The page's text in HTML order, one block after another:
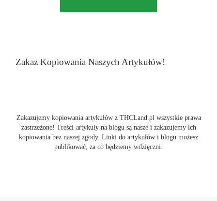
Zakaz Kopiowania Naszych Artykułów!
Zakazujemy kopiowania artykułów z THCLand.pl wszystkie prawa
zastrzeżone! Treści-artykuły na blogu są nasze i zakazujemy ich
kopiowania bez naszej zgody. Linki do artykułów i blogu możesz
publikować, za co będziemy wdzięczni.